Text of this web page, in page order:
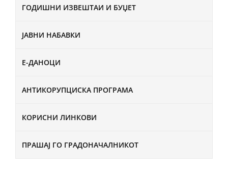
ГОДИШНИ ИЗВЕШТАИ И БУЏЕТ
ЈАВНИ НАБАВКИ
Е-ДАНОЦИ
АНТИКОРУПЦИСКА ПРОГРАМА
КОРИСНИ ЛИНКОВИ
ПРАШАЈ ГО ГРАДОНАЧАЛНИКОТ